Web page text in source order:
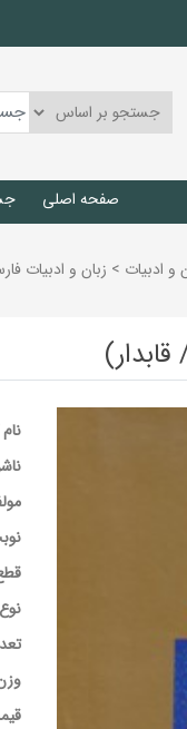
صفحه اصلی
و ادبيات > زبان و ادبيات